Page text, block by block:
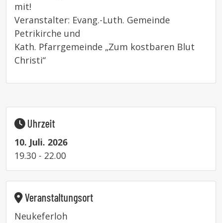
mit!
Veranstalter: Evang.-Luth. Gemeinde
Petrikirche und
Kath. Pfarrgemeinde „Zum kostbaren Blut
Christi“
Uhrzeit
10. Juli. 2026
19.30 - 22.00
Veranstaltungsort
Neukeferloh